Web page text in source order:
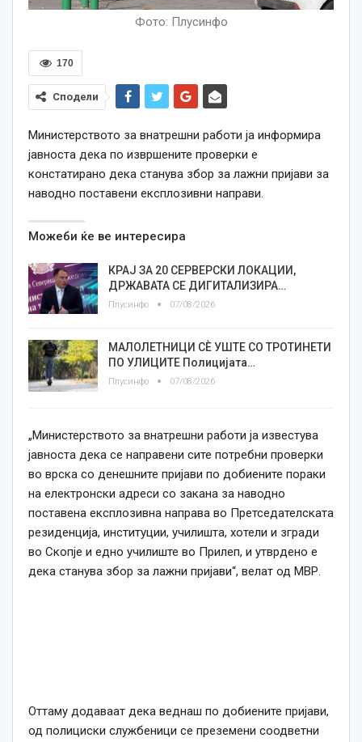
Фото: Плусинфо
170
Сподели
Министерството за внатрешни работи ја информира
јавноста дека по извршените проверки е
констатирано дека станува збор за лажни пријави за
наводно поставени експлозивни направи.
Можеби ќе ве интересира
КРАЈ ЗА 20 СЕРВЕРСКИ ЛОКАЦИИ,
ДРЖАВАТА СЕ ДИГИТАЛИЗИРА…
Плусинфо 07/08/2026
МАЛОЛЕТНИЦИ СÈ УШТЕ СО ТРОТИНЕТИ
ПО УЛИЦИТЕ Полицијата…
Плусинфо 07/08/2026
„Министерството за внатрешни работи ја известува
јавноста дека се направени сите потребни проверки
во врска со денешните пријави по добиените пораки
на електронски адреси со закана за наводно
поставена експлозивна направа во Претседателската
резиденција, институции, училишта, хотели и згради
во Скопје и едно училиште во Прилеп, и утврдено е
дека станува збор за лажни пријави“, велат од МВР.
Оттаму додаваат дека веднаш по добиените пријави,
од полициски службеници се преземени соодветни